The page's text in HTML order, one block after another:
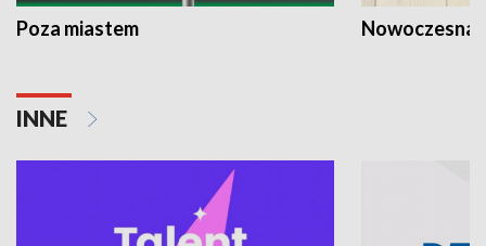
Poza miastem Nowoczesna
INNE